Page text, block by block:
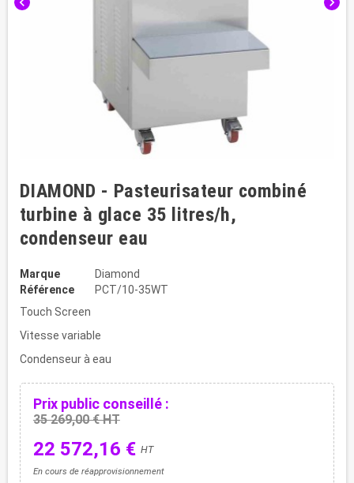
DIAMOND - Pasteurisateur combiné
turbine à glace 35 litres/h,
condenseur eau
Marque
Diamond
Référence
PCT/10-35WT
Touch Screen
Vitesse variable
Condenseur à eau
Prix public conseillé :
35 269,00 € HT
22 572,16 € HT
En cours de réapprovisionnement